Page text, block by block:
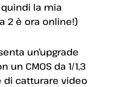
la mia
2 è ora online!)
un’upgrade
CMOS da 1/1,3
catturare video